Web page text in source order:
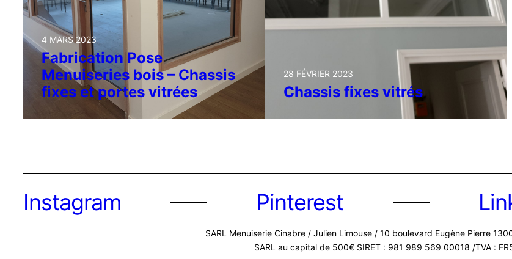
4 MARS 2023
Fabrication Pose
Menuiseries bois – Chassis
fixes et portes vitrées
28 FÉVRIER 2023
Chassis fixes vitrés
Instagram Pinterest
SARL Menuiserie Cinabre / Julien Limouse / 10 boulevard Eugène Pierre
SARL au capital de 500€ SIRET : 981 989 569 00018 /TVA :